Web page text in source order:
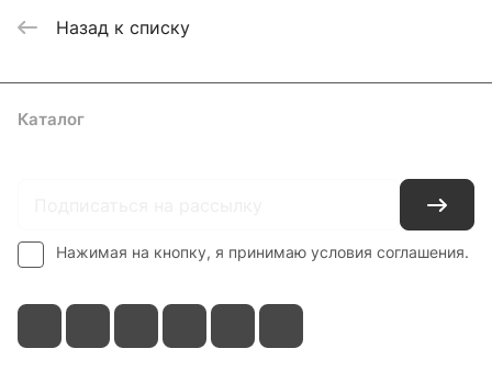
Назад к списку
Каталог
Нажимая на кнопку, я принимаю условия соглашения.